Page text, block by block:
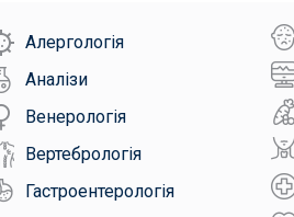
Алергологія
Аналізи
Венерологія
Вертебрологія
Гастроентерологія